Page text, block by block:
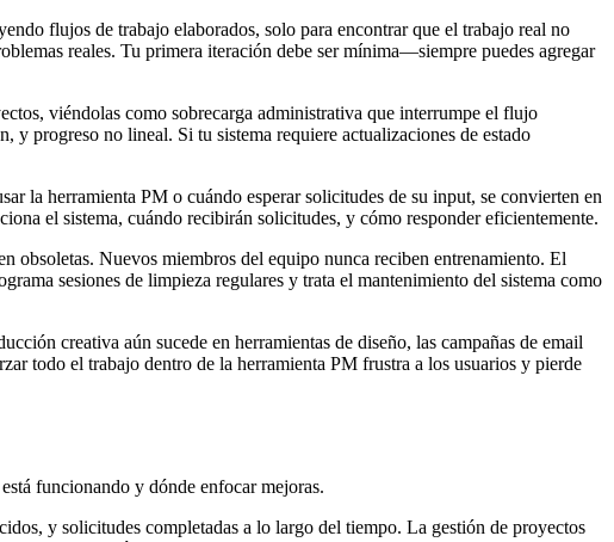
flujos de trabajo elaborados, solo para encontrar que el trabajo real no
reales. Tu primera iteración debe ser mínima—siempre puedes agregar
viéndolas como sobrecarga administrativa que interrumpe el flujo
progreso no lineal. Si tu sistema requiere actualizaciones de estado
la herramienta PM o cuándo esperar solicitudes de su input, se convierten en
el sistema, cuándo recibirán solicitudes, y cómo responder eficientemente.
obsoletas. Nuevos miembros del equipo nunca reciben entrenamiento. El
sesiones de limpieza regulares y trata el mantenimiento del sistema como
creativa aún sucede en herramientas de diseño, las campañas de email
todo el trabajo dentro de la herramienta PM frustra a los usuarios y pierde
funcionando y dónde enfocar mejoras.
y solicitudes completadas a lo largo del tiempo. La gestión de proyectos